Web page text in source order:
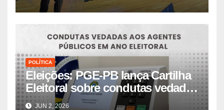
POLÍTICA
Eleições: PGE-PB lança Cartilha
Eleitoral sobre condutas vedadas
aos agentes públicos
JUN 2, 2026